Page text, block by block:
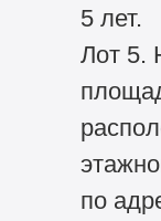
5 лет.
Лот 5.
по